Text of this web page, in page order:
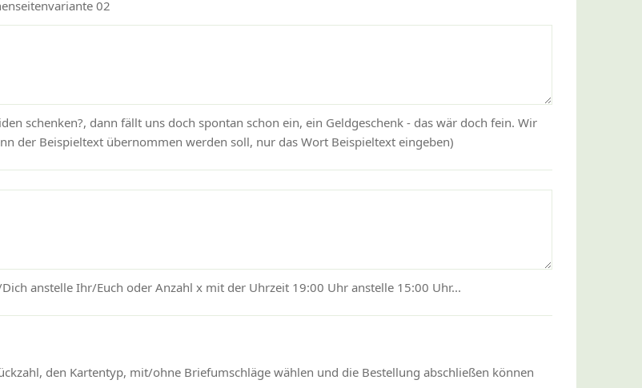
02
schenken?, dann fällt uns doch spontan schon ein, ein Geldgeschenk - das wär doch fein. Wir
der Beispieltext übernommen werden soll, nur das Wort Beispieltext eingeben)
anstelle Ihr/Euch oder Anzahl x mit der Uhrzeit 19:00 Uhr anstelle 15:00 Uhr...
den Kartentyp, mit/ohne Briefumschläge wählen und die Bestellung abschließen können